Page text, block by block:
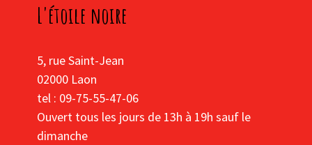
L'étoile noire
5, rue Saint-Jean
02000 Laon
tel : 09-75-55-47-06
Ouvert tous les jours de 13h à 19h sauf le
dimanche